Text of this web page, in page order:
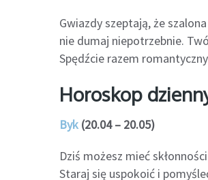
Gwiazdy szeptają, że
nie dumaj niepotrzebnie.
Spędźcie razem
Horoskop
Byk (20.04 – 20.05)
Dziś możesz mieć
Staraj się uspokoić i